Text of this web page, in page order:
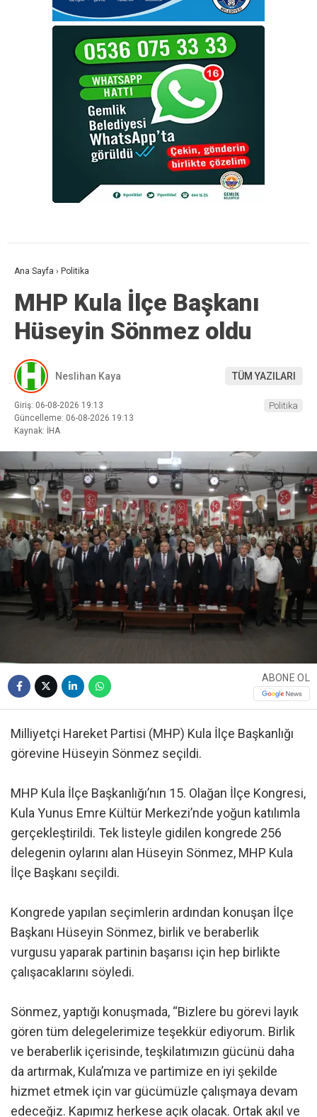
Ana Sayfa › Politika
MHP Kula İlçe Başkanı
Hüseyin Sönmez oldu
Neslihan Kaya TÜM YAZILARI
Giriş: 06-08-2026 19:13
Güncelleme: 06-08-2026 19:13
Kaynak: İHA
Politika
ABONE OL
Milliyetçi Hareket Partisi (MHP) Kula İlçe Başkanlığı
görevine Hüseyin Sönmez seçildi.
MHP Kula İlçe Başkanlığı’nın 15. Olağan İlçe Kongresi,
Kula Yunus Emre Kültür Merkezi’nde yoğun katılımla
gerçekleştirildi. Tek listeyle gidilen kongrede 256
delegenin oylarını alan Hüseyin Sönmez, MHP Kula
İlçe Başkanı seçildi.
Kongrede yapılan seçimlerin ardından konuşan İlçe
Başkanı Hüseyin Sönmez, birlik ve beraberlik
vurgusu yaparak partinin başarısı için hep birlikte
çalışacaklarını söyledi.
Sönmez, yaptığı konuşmada, “Bizlere bu görevi layık
gören tüm delegelerimize teşekkür ediyorum. Birlik
ve beraberlik içerisinde, teşkilatımızın gücünü daha
da artırmak, Kula’mıza ve partimize en iyi şekilde
hizmet etmek için var gücümüzle çalışmaya devam
edeceğiz. Kapımız herkese açık olacak. Ortak akıl ve